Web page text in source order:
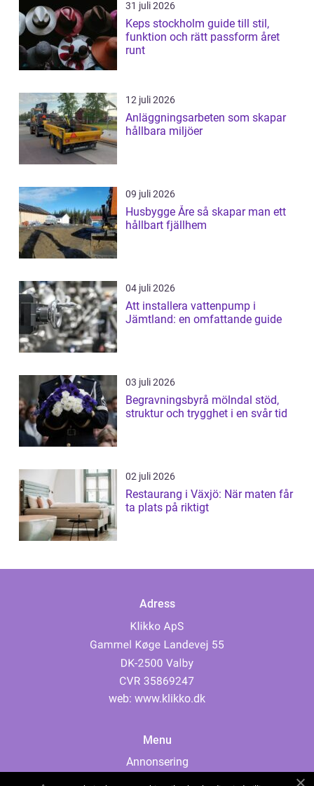
31 juli 2026
Keps stockholm guide till stil,
funktion och rätt passform året
runt
12 juli 2026
Anläggningsarbeten som skapar
hållbara miljöer
09 juli 2026
Husbygge Åre så skapar man ett
hållbart fjällhem
04 juli 2026
Att installera vattenpump i
Jämtland: en omfattande guide
03 juli 2026
Begravningsbyrå mölndal stöd,
struktur och trygghet i en svår tid
02 juli 2026
Restaurang i Växjö: När maten får
ta plats på riktigt
Adress
web: www.klikko.dk
Menu
Annonsering